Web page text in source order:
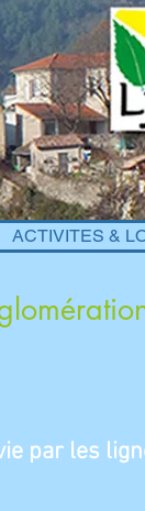
ACTIVITES &
par les